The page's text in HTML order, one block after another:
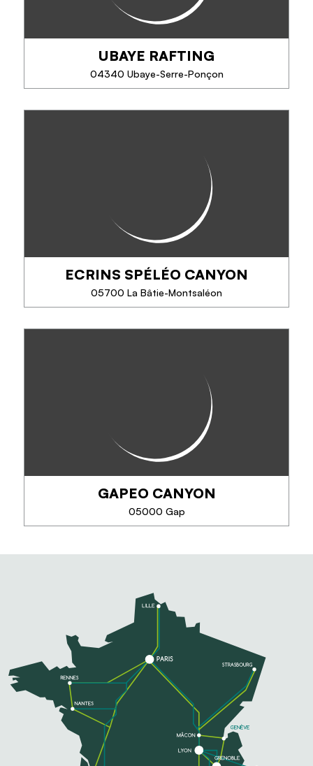
TÉLÉPHONE
EN SAVOIR PLUS
UBAYE RAFTING
04340 Ubaye-Serre-Ponçon
plus belles rivières d'Europe en poursuivant
l'aventure lors de la traversée du lac de Serre-
TÉLÉPHONE
EN SAVOIR PLUS
ECRINS SPÉLÉO CANYON
05700 La Bâtie-Montsaléon
du Dévoluy, proches de Gap, nous vous invitons à
une expérience inoubliable de découverte de la
spéléologie et du canyoning, dans des...
TÉLÉPHONE
EN SAVOIR PLUS
GAPEO CANYON
05000 Gap
ans, pour débutants et confirmés. Rappels, sauts et
toboggans au cœur des Alpes du Sud, en petits
groupes de 8 personnes maximum pour une...
EN SAVOIR PLUS